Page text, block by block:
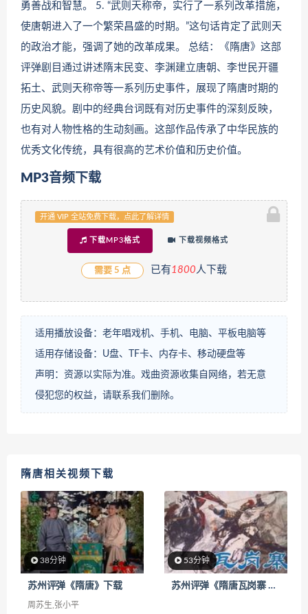
勇善战和智慧。 5. “武则天称帝，实行了一系列改革措施，
使唐朝进入了一个繁荣昌盛的时期。”这句话肯定了武则天
的政治才能，强调了她的改革成果。 总结：《隋唐》这部
评弹剧目通过讲述隋末民变、李渊建立唐朝、李世民开疆
拓土、武则天称帝等一系列历史事件，展现了隋唐时期的
历史风貌。剧中的经典台词既有对历史事件的深刻反映，
也有对人物性格的生动刻画。这部作品传承了中华民族的
优秀文化传统，具有很高的艺术价值和历史价值。
MP3音频下载
开通 VIP 全站免费下载，点此了解详情
下载MP3格式 下载视频格式
需要 5 点 已有 1800人下载
适用播放设备：老年唱戏机、手机、电脑、平板电脑等
适用存储设备：U盘、TF卡、内存卡、移动硬盘等
声明：资源以实际为准。戏曲资源收集自网络，若无意
侵犯您的权益，请联系我们删除。
隋唐相关视频下载
38分钟
苏州评弹《隋唐》下载
周苏生,张小平
53分钟
苏州评弹《隋唐瓦岗寨 三十回全》下载